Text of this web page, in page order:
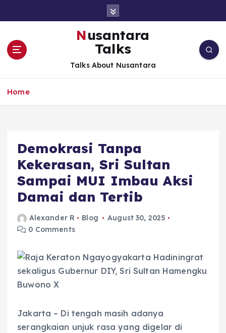
Nusantara
Talks
Talks About Nusantara
Home
Demokrasi Tanpa
Kekerasan, Sri Sultan
Sampai MUI Imbau Aksi
Damai dan Tertib
Alexander R Blog
August 30, 2025
0 Comments
Jakarta – Di tengah masih adanya
serangkaian unjuk rasa yang digelar di